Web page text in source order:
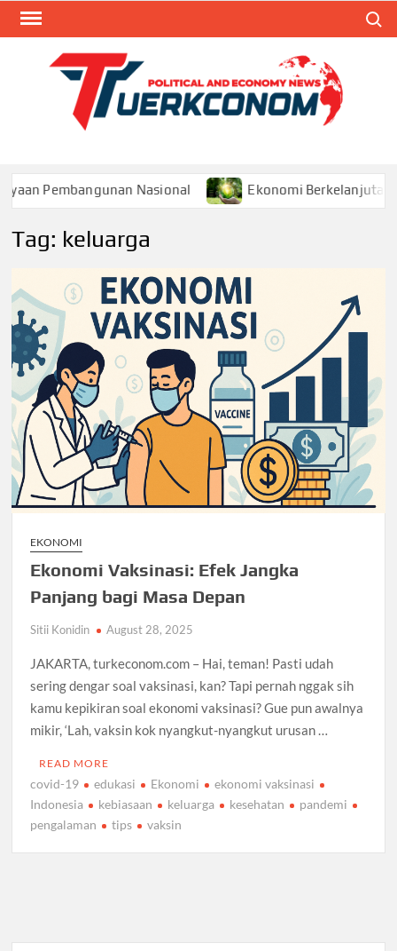
Skip
Pembangunan Nasional Ekonomi Berkelanjutan:
Tag: keluarga
EKONOMI
Ekonomi Vaksinasi: Efek Jangka
Panjang bagi Masa Depan
Sitii Konidin August 28, 2025
JAKARTA, turkeconom.com – Hai, teman! Pasti udah
sering dengar soal vaksinasi, kan? Tapi pernah nggak sih
kamu kepikiran soal ekonomi vaksinasi? Gue pun awalnya
mikir, ‘Lah, vaksin kok nyangkut-nyangkut urusan …
READ MORE
covid-19 edukasi Ekonomi
ekonomi vaksinasi
Indonesia
kebiasaan keluarga kesehatan
pandemi
pengalaman
tips vaksin